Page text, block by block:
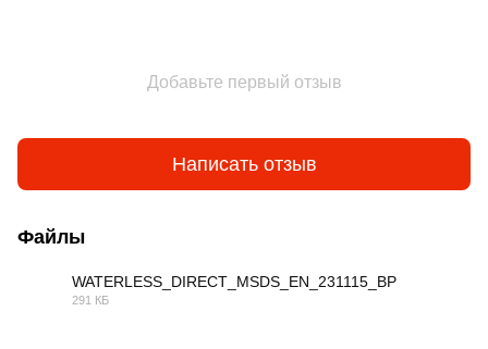
Добавьте первый отзыв
Написать отзыв
Файлы
WATERLESS_DIRECT_MSDS_EN_231115_BP
291 КБ